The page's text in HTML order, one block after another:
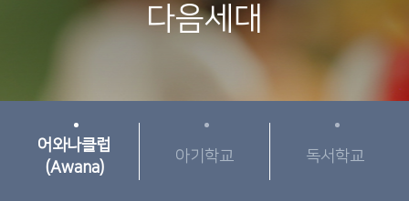
다음세대
어와나클럽
(Awana)
아기학교 독서학교